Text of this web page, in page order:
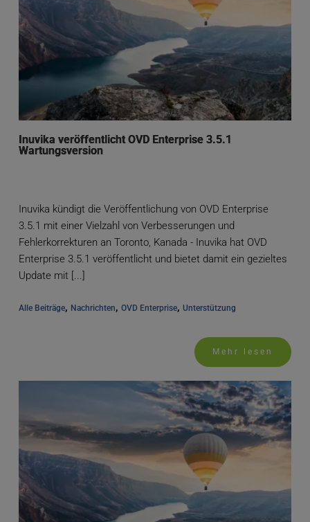
Inuvika veröffentlicht OVD Enterprise 3.5.1
Wartungsversion
Inuvika kündigt die Veröffentlichung von OVD Enterprise
3.5.1 mit einer Vielzahl von Verbesserungen und
Fehlerkorrekturen an Toronto, Kanada - Inuvika hat OVD
Enterprise 3.5.1 veröffentlicht und bietet damit ein gezieltes
Update mit [...]
Alle Beiträge, Nachrichten, OVD Enterprise, Unterstützung
Mehr lesen